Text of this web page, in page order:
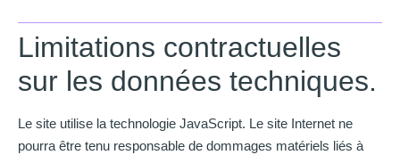
Limitations contractuelles
sur les données techniques.
Le site utilise la technologie JavaScript. Le site Internet ne
pourra être tenu responsable de dommages matériels liés à